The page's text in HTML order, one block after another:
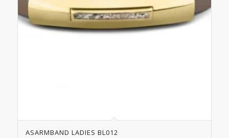
ASARMBAND LADIES BL012